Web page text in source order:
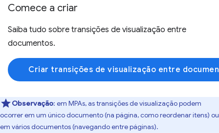
Comece a criar
Saiba tudo sobre transições de visualização entre
documentos.
Criar transições de visualização entre
Observação: em MPAs, as transições de visualização podem
ocorrer em um único documento (na página, como reordenar itens) ou
em vários documentos (navegando entre páginas).